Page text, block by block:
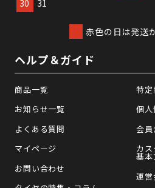
30
31
赤色の日は発送
ヘルプ＆ガイド
商品一覧
お知らせ一覧
よくある質問
マイページ
お問い合わせ
特定
個人
会員
カ
基本
運営